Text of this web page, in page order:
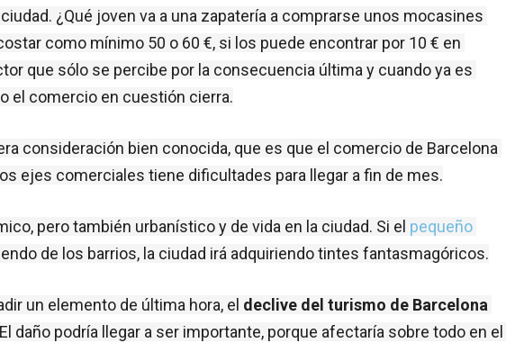
¿Qué joven va a una zapatería a comprarse unos mocasines
que sólo se percibe por la consecuencia última y cuando ya es
el comercio en cuestión cierra.
consideración bien conocida, que es que el comercio de Barcelona
ejes comerciales tiene dificultades para llegar a fin de mes.
pero también urbanístico y de vida en la ciudad. Si el pequeño
de los barrios, la ciudad irá adquiriendo tintes fantasmagóricos.
un elemento de última hora, el declive del turismo de Barcelona
daño podría llegar a ser importante, porque afectaría sobre todo en el